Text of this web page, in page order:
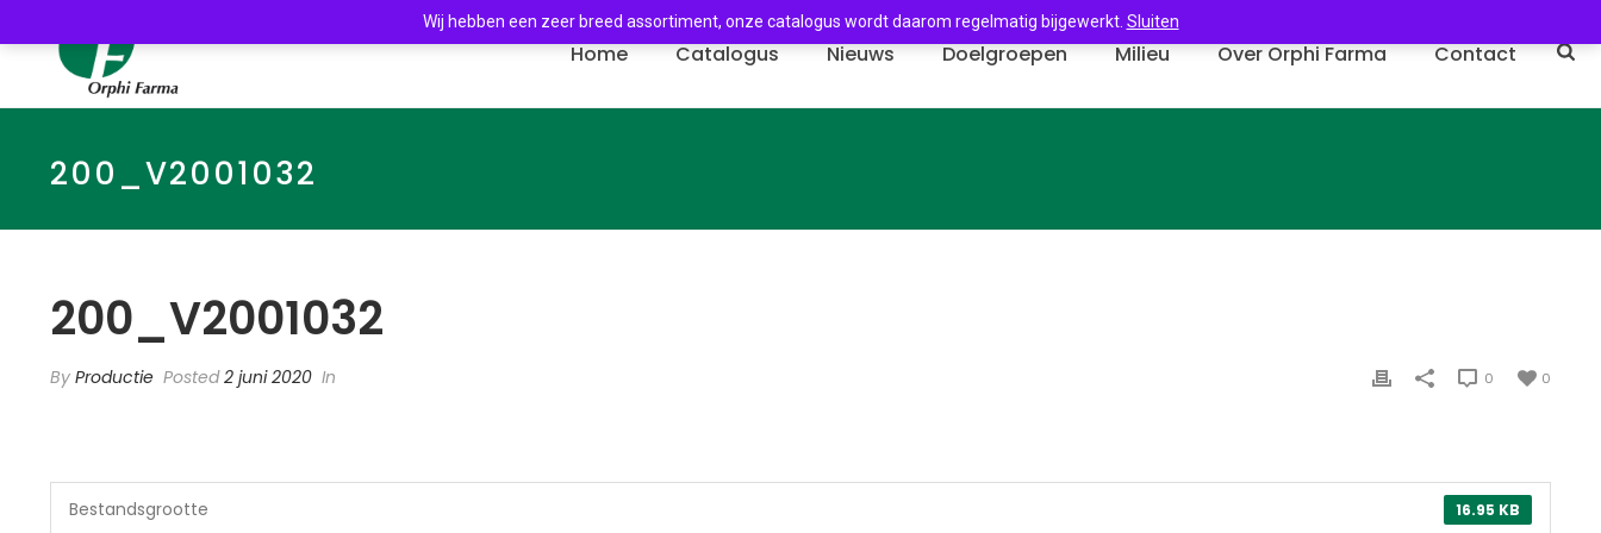
Home Catalogus Nieuws Doelgroepen Milieu Over Orphi Farma Contact
200_V2001032
200_V2001032
By Productie Posted2 juni 2020 In 0
0
16.95 KB
Bestandsgrootte
Wij hebben een zeer breed assortiment, onze catalogus wordt daarom regelmatig bijgewerkt. Sluiten